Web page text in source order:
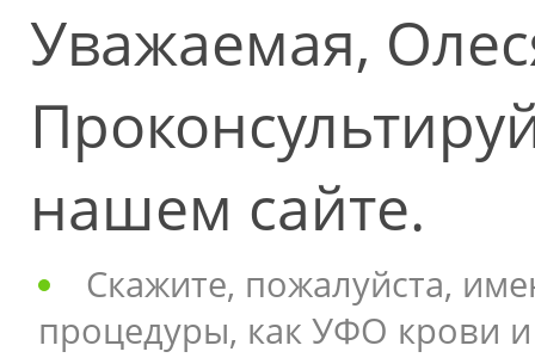
Уважаемая,
нашем сайте.
Скажите, пожалуйста,
процедуры, как УФО крови